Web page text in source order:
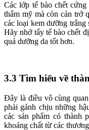
Các lớp tế bào chết
thẩm mỹ mà còn cản trở
các loại kem dưỡng trắng
Hãy nhớ tẩy tế bào chết
quả dưỡng da tốt hơn.
3.3 Tìm hiểu về
Đây là điều vô cùng
phải gánh chịu những
các sản phẩm có thành
khoáng chất từ các